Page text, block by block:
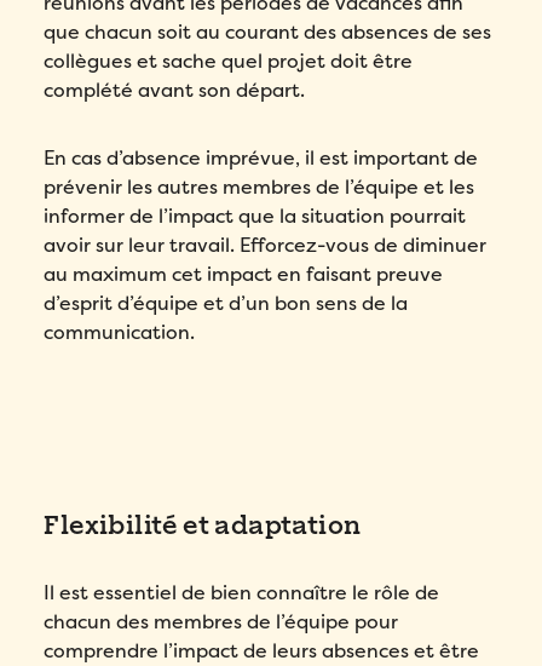
que chacun soit au courant des absences de ses
collègues et sache quel projet doit être
complété avant son départ.
En cas d’absence imprévue, il est important de
prévenir les autres membres de l’équipe et les
informer de l’impact que la situation pourrait
avoir sur leur travail. Efforcez-vous de diminuer
au maximum cet impact en faisant preuve
d’esprit d’équipe et d’un bon sens de la
communication.
Flexibilité et adaptation
Il est essentiel de bien connaître le rôle de
chacun des membres de l’équipe pour
comprendre l’impact de leurs absences et être
égal à0.
Dans quelle langue voulez-vous la démonstration?
Message *
J’accepte laPolitique de
Envoyer
Veuillez saisir un nombre supérieur ou
égal à 0.
Comment avez-vous entendu parler de Folks?
Compagnie *
Pays *
Nombre d'employés *
Veuillez saisir un nombre supérieur ou
égal à0.
Comment avez-vous entendu parler de Folks?